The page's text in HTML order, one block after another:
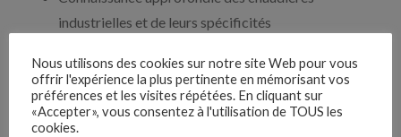
industrielles et de leurs spécificités
paramètres de fonctionnement
Capacité à analyser et à résoudre les problèmes
techniques
Nous utilisons des cookies sur notre site Web pour vous
offrir l'expérience la plus pertinente en mémorisant vos
préférences et les visites répétées. En cliquant sur
«Accepter», vous consentez à l'utilisation de TOUS les
cookies.